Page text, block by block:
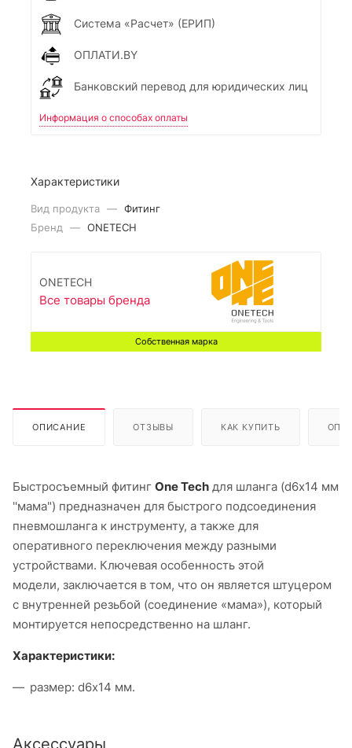
Система «Расчет» (ЕРИП)
ОПЛАТИ.BY
Банковский перевод для юридических лиц
Информация о способах оплаты
Характеристики
Вид продукта — Фитинг
Бренд — ONETECH
ONETECH
Все товары бренда
Собственная марка
ОПИСАНИЕ ОТЗЫВЫ КАК КУПИТЬ
Быстросъемный фитинг One Tech для шланга (d6х14 мм
''мама") предназначен для быстрого подсоединения
пневмошланга к инструменту, а также для
оперативного переключения между разными
устройствами. Ключевая особенность этой
модели, заключается в том, что он является штуцером
с внутренней резьбой (соединение «мама»), который
монтируется непосредственно на шланг.
Характеристики:
размер: d6х14 мм.